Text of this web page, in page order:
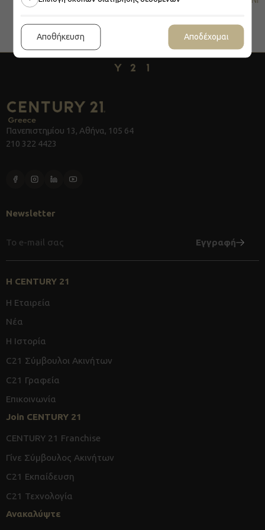
Αποθήκευση Αποδέχομαι
Πανεπιστημίου 13, Αθήνα, 105 64
210 322 4423
Newsletter
Eγγραφή
Η CENTURY 21
Η Εταιρεία
Νέα
Η Ιστορία
C21 Σύμβουλοι Ακινήτων
C21 Γραφεία
Επικοινωνία
Join CENTURY 21
CENTURY 21 Franchise
Γίνε Σύμβουλος Ακινήτων
C21 Εκπαίδευση
C21 Τεχνολογία
Ανακαλύψτε